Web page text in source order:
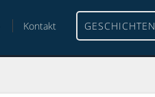
Kontakt GESCHICHTEN